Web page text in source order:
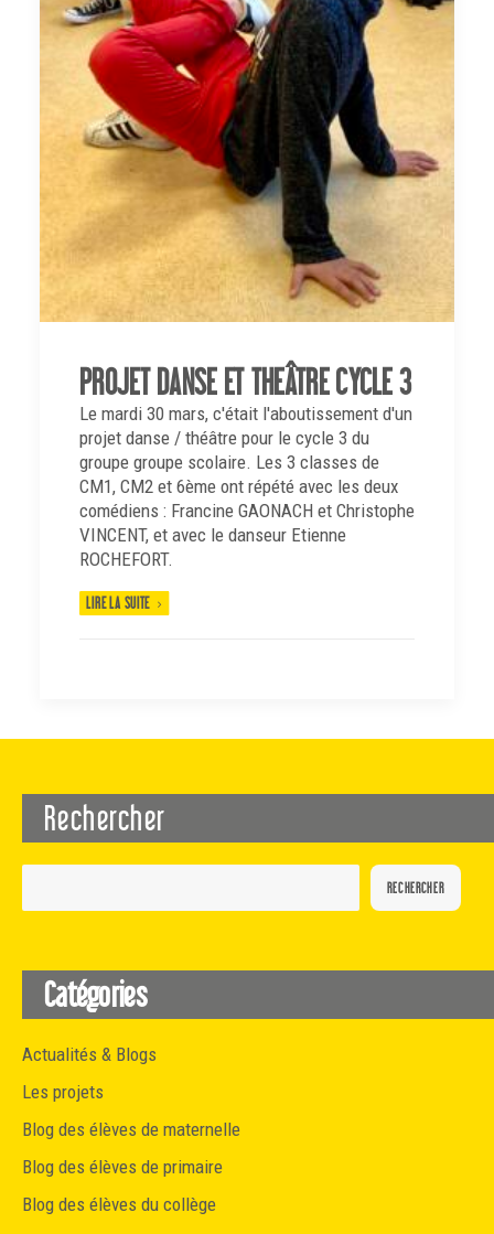
PROJET DANSE ET THEÂTRE CYCLE 3
Le mardi 30 mars, c'était l'aboutissement d'un
projet danse / théâtre pour le cycle 3 du
groupe groupe scolaire. Les 3 classes de
CM1, CM2 et 6ème ont répété avec les deux
comédiens : Francine GAONACH et Christophe
VINCENT, et avec le danseur Etienne
ROCHEFORT.
LIRE LA SUITE
Rechercher
RECHERCHER
Catégories
Actualités & Blogs
Les projets
Blog des élèves de maternelle
Blog des élèves de primaire
Blog des élèves du collège